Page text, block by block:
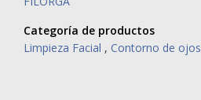
Categoría de productos
Limpieza Facial , Contorno de ojos